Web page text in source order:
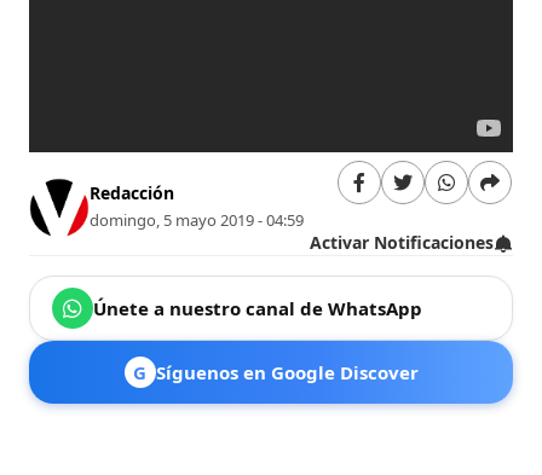
Redacción
domingo, 5 mayo 2019 - 04:59
Activar Notificaciones
Únete a nuestro canal de WhatsApp
G Síguenos en Google Discover